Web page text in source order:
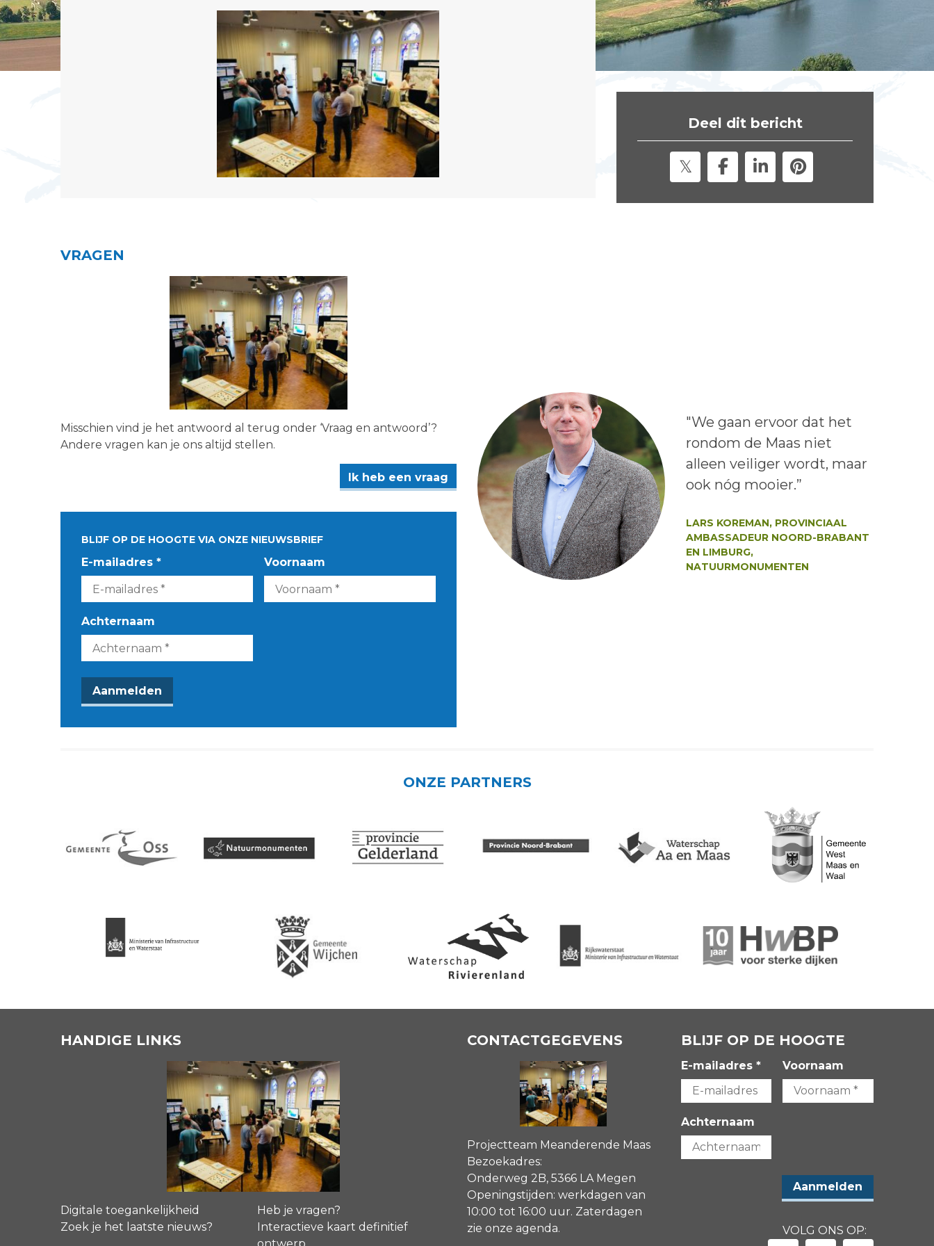
Deel dit bericht
VRAGEN
Misschien vind je het antwoord al terug onder ‘Vraag en antwoord’?
Andere vragen kan je ons altijd stellen.
Ik heb een vraag
BLIJF OP DE HOOGTE VIA ONZE NIEUWSBRIEF
E-mailadres * Voornaam
Achternaam
Lees het bericht:
"We gaan ervoor dat het
rondom de Maas niet
alleen veiliger wordt, maar
ook nóg mooier.”
LARS KOREMAN, PROVINCIAAL
AMBASSADEUR NOORD-BRABANT
EN LIMBURG,
NATUURMONUMENTEN
ONZE PARTNERS
HANDIGE LINKS
Digitale toegankelijkheid
Heb je vragen?
Zoek je het laatste nieuws?
Interactieve kaart definitief
ontwerp
CONTACTGEGEVENS
Projectteam Meanderende Maas
Bezoekadres:
Onderweg 2B, 5366 LA Megen
Openingstijden: werkdagen van
10:00 tot 16:00 uur. Zaterdagen
zie onze agenda.
BLIJF OP DE HOOGTE
E-mailadres * Voornaam
Achternaam
VOLG ONS OP: